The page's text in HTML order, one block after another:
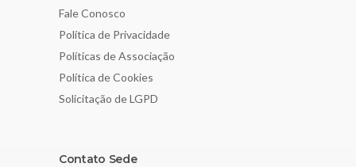
Fale Conosco
Política de Privacidade
Políticas de Associação
Política de Cookies
Solicitação de LGPD
Contato Sede